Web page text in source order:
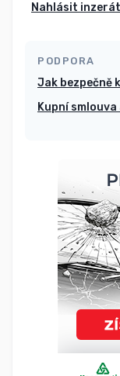
Nahlásit inzerát
PODPORA
Jak bezpečně
Kupní smlouva